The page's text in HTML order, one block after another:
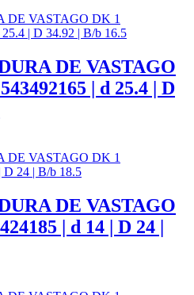
DE VASTAGO
| d 25.4 | D
DE VASTAGO
| d 14 | D 24 |